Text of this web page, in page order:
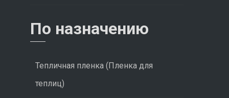
По назначению
Тепличная пленка (Пленка для
теплиц)